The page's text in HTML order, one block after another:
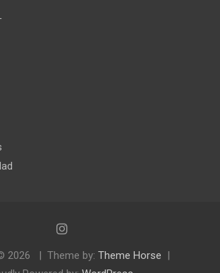
2026 Theme by: Theme Horse